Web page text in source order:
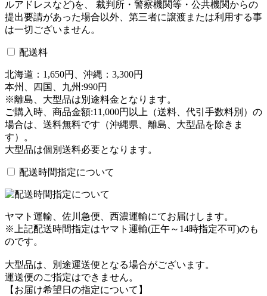
ルアドレスなど)を、 裁判所・警察機関等・公共機関からの
提出要請があった場合以外、第三者に譲渡または利用する事
は一切ございません。
配送料
北海道：1,650円、沖縄：3,300円
本州、四国、九州:990円
※離島、大型品は別途料金となります。
ご購入時、商品金額:11,000円以上（送料、代引手数料別）の
場合は、送料無料です（沖縄県、離島、大型品を除きま
す）。
大型品は個別送料必要となります。
配送時間指定について
ヤマト運輸、佐川急便、西濃運輸にてお届けします。
※上記配送時間指定はヤマト運輸(正午～14時指定不可)のも
のです。
大型品は、別途運送便となる場合がございます。
運送便のご指定はできません。
【お届け希望日の指定について】